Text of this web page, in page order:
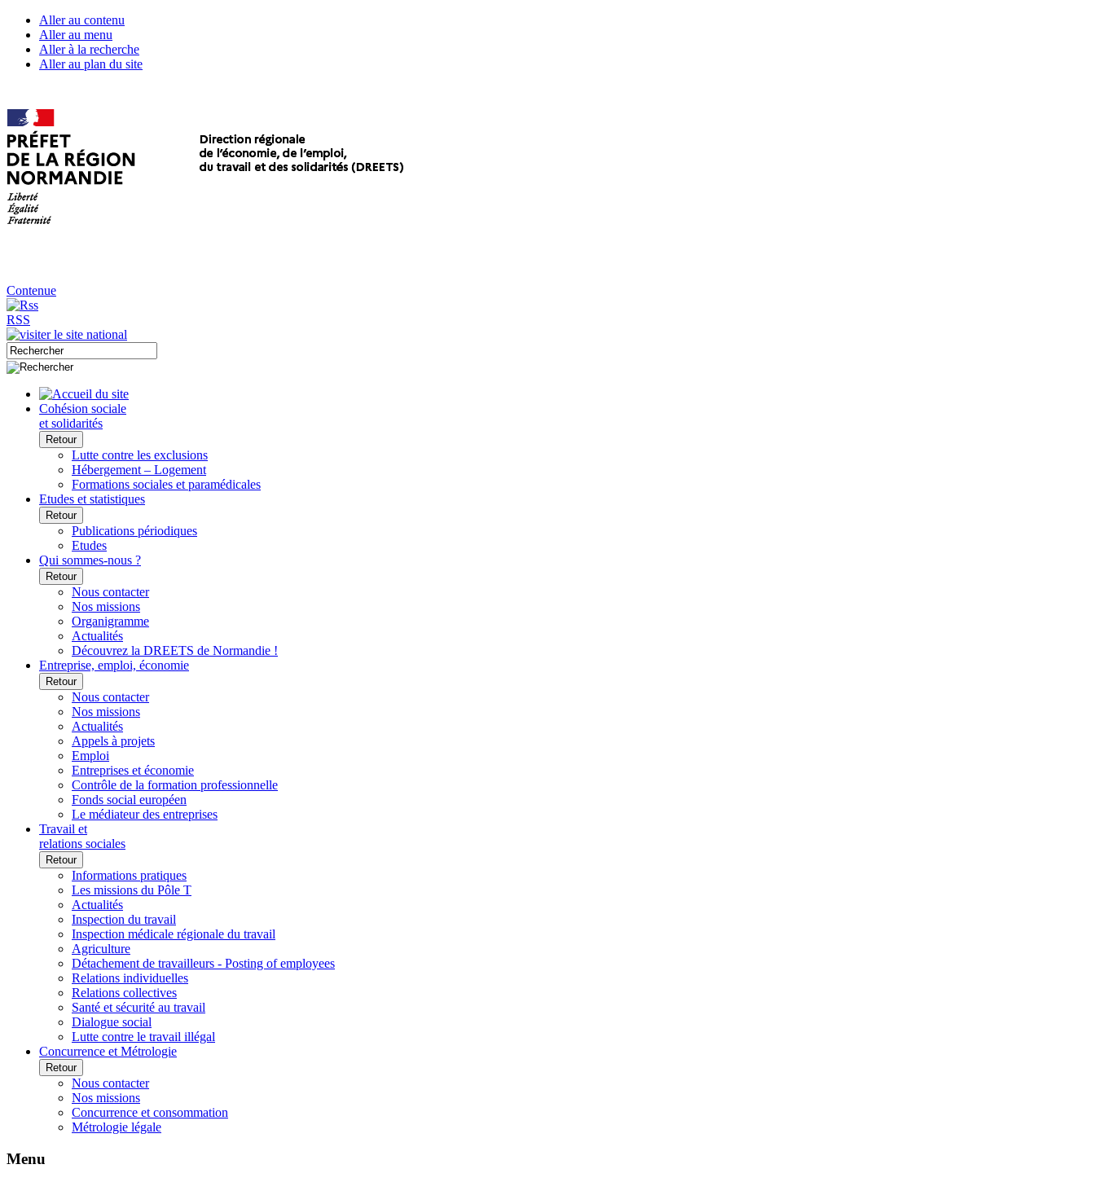
Aller au contenu
Aller au menu
Aller à la recherche
Aller au plan du site
Contenue
RSS
Cohésion sociale
et solidarités
Retour
Lutte contre les exclusions
Hébergement – Logement
Formations sociales et paramédicales
Etudes et statistiques
Retour
Publications périodiques
Etudes
Qui sommes-nous ?
Retour
Nous contacter
Nos missions
Organigramme
Actualités
Découvrez la DREETS de Normandie !
Entreprise, emploi, économie
Retour
Nous contacter
Nos missions
Actualités
Appels à projets
Emploi
Entreprises et économie
Contrôle de la formation professionnelle
Fonds social européen
Le médiateur des entreprises
Travail et
relations sociales
Retour
Informations pratiques
Les missions du Pôle T
Actualités
Inspection du travail
Inspection médicale régionale du travail
Agriculture
Détachement de travailleurs - Posting of employees
Relations individuelles
Relations collectives
Santé et sécurité au travail
Dialogue social
Lutte contre le travail illégal
Concurrence et Métrologie
Retour
Nous contacter
Nos missions
Concurrence et consommation
Métrologie légale
Menu